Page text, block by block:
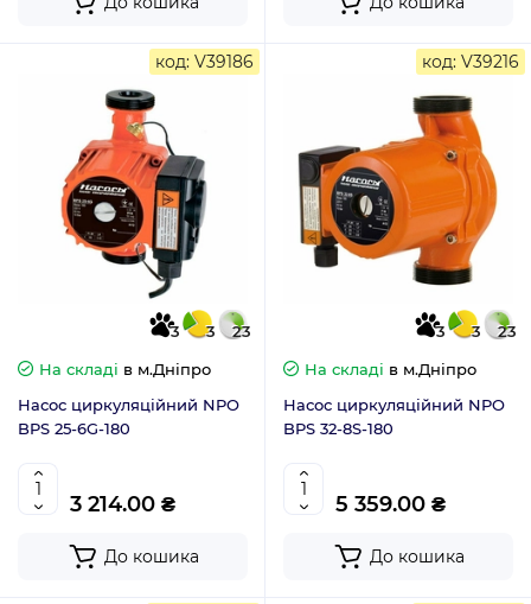
код: V39186
3 3
23
На складі в м.Дніпро
Насос циркуляційний NPO
BPS 25-6G-180
3 214.00 ₴
До кошика
код: V39216
3 3
23
На складі в м.Дніпро
Насос циркуляційний NPO
BPS 32-8S-180
5 359.00 ₴
До кошика